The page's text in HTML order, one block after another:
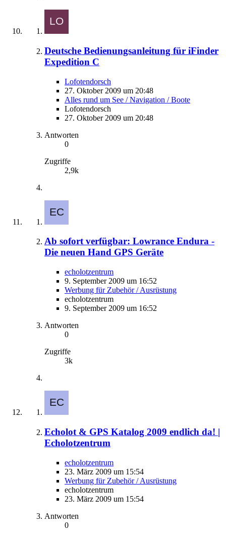
Deutsche Bedienungsanleitung für iFinder
Expedition C
Lofotendorsch
27. Oktober 2009 um 20:48
Alles rund um See / Navigation / Boote
Lofotendorsch
27. Oktober 2009 um 20:48
Antworten
0
Zugriffe
2,9k
Ab sofort verfügbar: Lowrance Endura -
Die neuen Hand GPS Geräte
echolotzentrum
9. September 2009 um 16:52
Werbung für Zubehör / Ausrüstung
echolotzentrum
9. September 2009 um 16:52
Antworten
0
Zugriffe
3k
Echolot & GPS Katalog 2009 endlich da! |
Echolotzentrum
echolotzentrum
23. März 2009 um 15:54
Werbung für Zubehör / Ausrüstung
echolotzentrum
23. März 2009 um 15:54
Antworten
0